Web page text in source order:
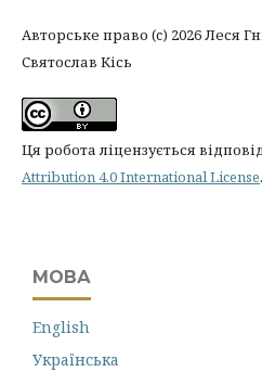
Авторське право (c) 2026 Леся
Святослав Кісь
Ця робота ліцензується
Attribution 4.0 International License.
МОВА
English
Українська